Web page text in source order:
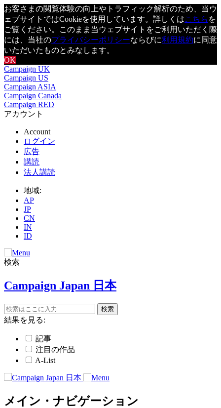
お客さまの閲覧体験の向上やトラフィック解析のため、当ウ
ェブサイトではCookieを使用しています。詳しくはこちら を
ご覧ください。このまま当ウェブサイトをご利用いただく際
には、当社のプライバシーポリシーならびに利用規約に同意
いただいたものとみなします。
OK
Campaign UK
Campaign US
Campaign ASIA
Campaign Canada
Campaign RED
アカウント
Account
ログイン
広告
講読
法人講読
地域:
AP
JP
CN
IN
ID
検索
Campaign Japan 日本
結果を見る:
記事
注目の作品
A-List
メイン・ナビゲーション